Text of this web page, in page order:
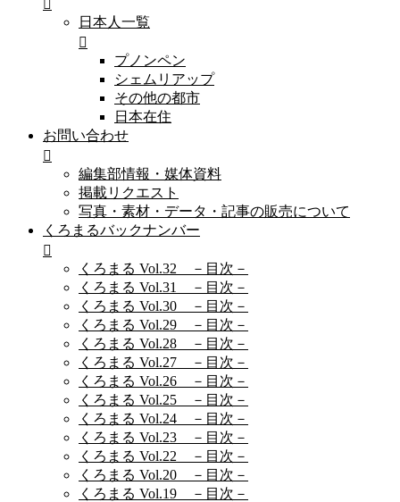
日本人一覧
プノンペン
シェムリアップ
その他の都市
日本在住
お問い合わせ
編集部情報・媒体資料
掲載リクエスト
写真・素材・データ・記事の販売について
くろまるバックナンバー
くろまる Vol.32 －目次－
くろまる Vol.31 －目次－
くろまる Vol.30 －目次－
くろまる Vol.29 －目次－
くろまる Vol.28 －目次－
くろまる Vol.27 －目次－
くろまる Vol.26 －目次－
くろまる Vol.25 －目次－
くろまる Vol.24 －目次－
くろまる Vol.23 －目次－
くろまる Vol.22 －目次－
くろまる Vol.20 －目次－
くろまる Vol.19 －目次－